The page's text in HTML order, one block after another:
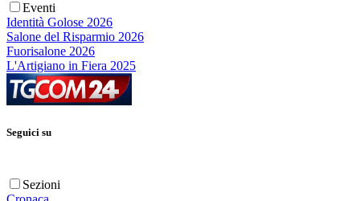
Eventi
Identità Golose 2026
Salone del Risparmio 2026
Fuorisalone 2026
L'Artigiano in Fiera 2025
Seguici su
Sezioni